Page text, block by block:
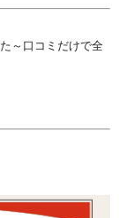
～口コミだけで全